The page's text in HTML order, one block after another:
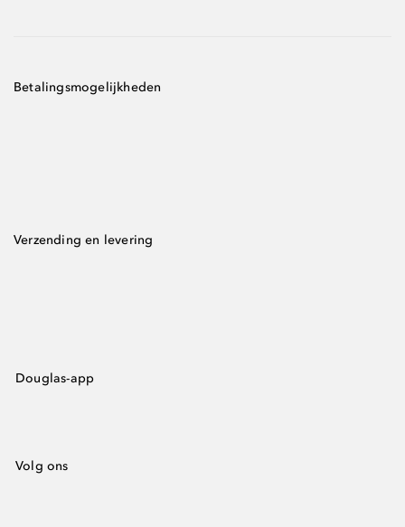
Betalingsmogelijkheden
Verzending en levering
Douglas-app
Volg ons